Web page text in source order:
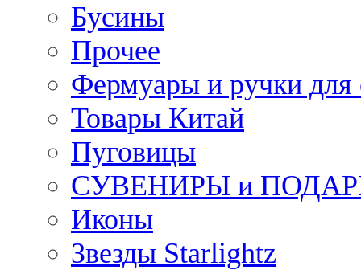
Бусины
Прочее
Фермуары и ручки для
Товары Китай
Пуговицы
СУВЕНИРЫ и
Иконы
Звезды Starlightz